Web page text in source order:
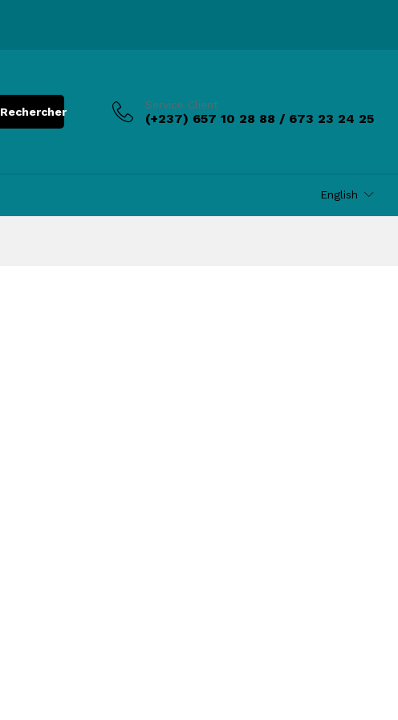
Rechercher
Service Client
(+237) 657 10 28 88 / 673 23 24 25
English